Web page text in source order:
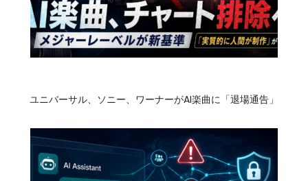
ユニバーサル、ソニー、ワーナーがAI楽曲に「退場通告」